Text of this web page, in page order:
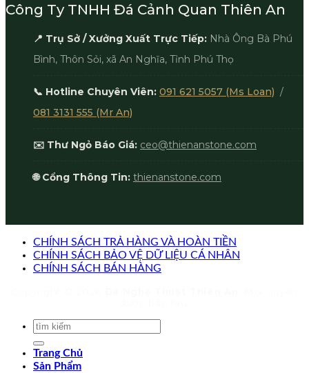
Công Ty TNHH Đá Cảnh Quan Thiên An
📍 Trụ Sở / Xưởng Xuất Trực Tiếp: Nhà Ông Bà Phú
Bình, Thôn Sỏi, xã An Nghĩa, Tỉnh Phú Thọ
📞 Hotline Chuyên Viên: 091 621 5057 (Ms Loan) /
081 3131 555 (Mr An)
✉️ Thư Ngỏ Báo Giá: ceo@thienanstone.com
🌐 Cổng Thông Tin: thienanstone.com
CHÍNH SÁCH TRẢ HÀNG VÀ HOÀN TIỀN
CHÍNH SÁCH BẢO VỆ DỮ LIỆU CÁ NHÂN
CHÍNH SÁCH BÁN HÀNG
Trang Chủ
Sản Phẩm